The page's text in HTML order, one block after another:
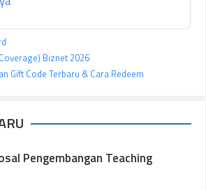
Biznet 2026
Gift Code Terbaru & Cara Redeem
Pengembangan Teaching